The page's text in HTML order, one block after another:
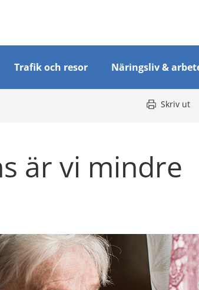
Trafik och resor Näringsliv &
Skriv ut
är vi mindre